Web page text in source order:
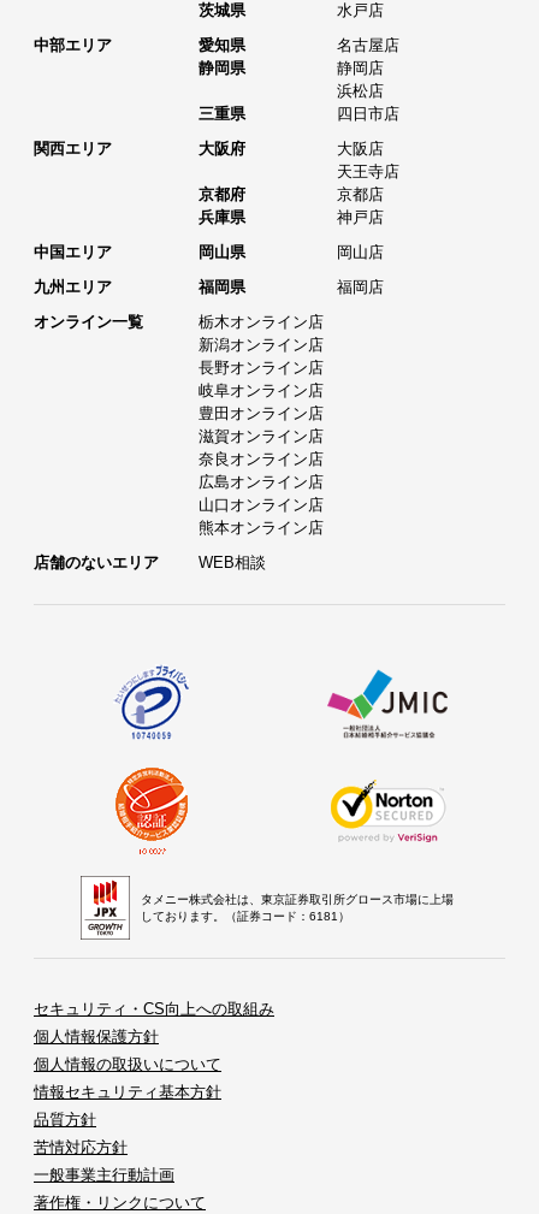
茨城県
水戸店
中部エリア
愛知県
名古屋店
静岡県
静岡店
浜松店
三重県
四日市店
関西エリア
大阪府
大阪店
天王寺店
京都府
京都店
兵庫県
神戸店
中国エリア
岡山県
岡山店
九州エリア
福岡県
福岡店
オンライン一覧
栃木オンライン店
新潟オンライン店
長野オンライン店
岐阜オンライン店
豊田オンライン店
滋賀オンライン店
奈良オンライン店
広島オンライン店
山口オンライン店
熊本オンライン店
店舗のないエリア
WEB相談
タメニー株式会社は、東京証券取引所グロース市場に上場
しております。（証券コード：6181）
セキュリティ・CS向上への取組み
個人情報保護方針
個人情報の取扱いについて
情報セキュリティ基本方針
品質方針
苦情対応方針
一般事業主行動計画
著作権・リンクについて